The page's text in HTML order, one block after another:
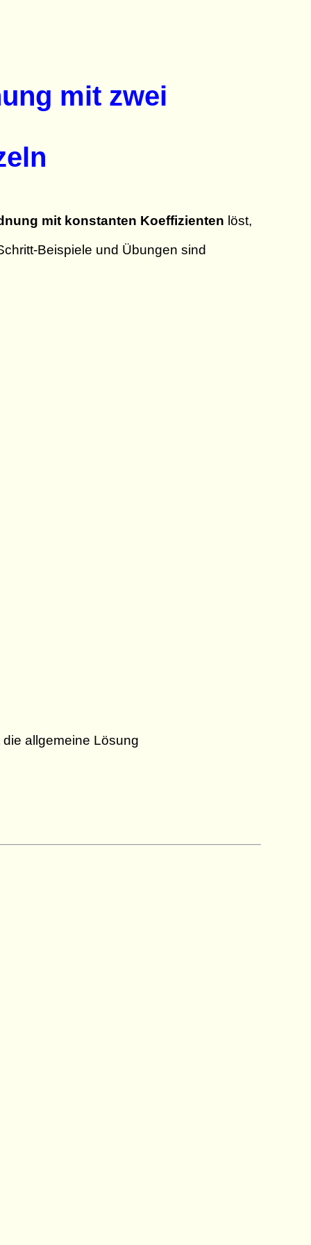
mit zwei
mit konstanten Koeffizienten löst,
Beispiele und Übungen sind
allgemeine Lösung